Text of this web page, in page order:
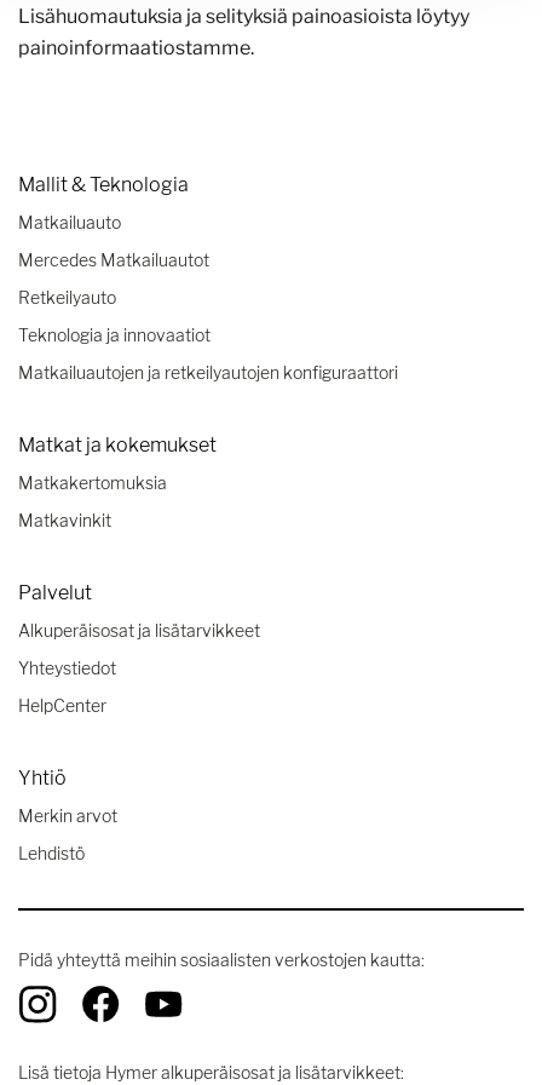
Lisähuomautuksia ja selityksiä painoasioista löytyy
painoinformaatiostamme.
Mallit & Teknologia
Matkailuauto
Mercedes Matkailuautot
Retkeilyauto
Teknologia ja innovaatiot
Matkailuautojen ja retkeilyautojen konfiguraattori
Matkat ja kokemukset
Matkakertomuksia
Matkavinkit
Palvelut
Alkuperäisosat ja lisätarvikkeet
Yhteystiedot
HelpCenter
Yhtiö
Merkin arvot
Lehdistö
Pidä yhteyttä meihin sosiaalisten verkostojen kautta:
Lisä tietoja Hymer alkuperäisosat ja lisätarvikkeet: